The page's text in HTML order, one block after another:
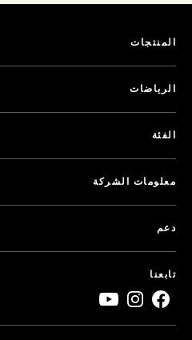
المنتجات
الرياضات
الفئة
معلومات الشركة
دعم
تابعنا